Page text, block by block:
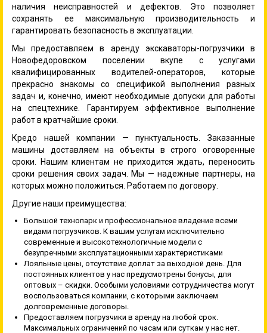
наличия неисправностей и дефектов. Это позволяет
сохранять ее максимальную производительность и
гарантировать безопасность в эксплуатации.
Мы предоставляем в аренду экскаваторы-погрузчики в
Новофедоровском поселении вкупе с услугами
квалифицированных водителей-операторов, которые
прекрасно знакомы со спецификой выполнения разных
задач и, конечно, имеют необходимые допуски для работы
на спецтехнике. Гарантируем эффективное выполнение
работ в кратчайшие сроки.
Кредо нашей компании — пунктуальность. Заказанные
машины доставляем на объекты в строго оговоренные
сроки. Нашим клиентам не приходится ждать, переносить
сроки решения своих задач. Мы — надежные партнеры, на
которых можно положиться. Работаем по договору.
Другие наши преимущества:
Большой технопарк и профессиональное владение всеми
видами погрузчиков. К вашим услугам исключительно
современные и высокотехнологичные модели с
безупречными эксплуатационными характеристиками
Лояльные цены, отсутствие доплат за выходной день. Для
постоянных клиентов у нас предусмотрены бонусы, для
оптовых – скидки. Особыми условиями сотрудничества могут
воспользоваться компании, с которыми заключаем
долговременные договоры.
Предоставляем погрузчики в аренду на любой срок.
Максимальных ограничений по часам или суткам у нас нет.